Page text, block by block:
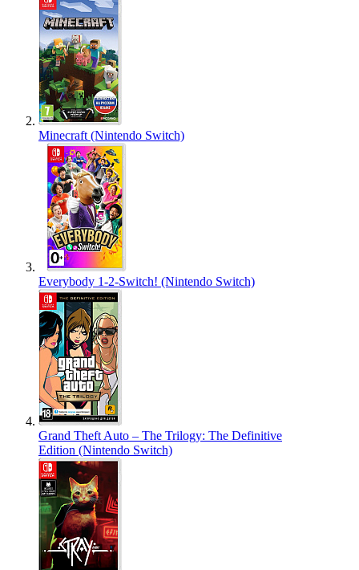
Minecraft (Nintendo Switch)
Everybody 1-2-Switch! (Nintendo Switch)
Grand Theft Auto – The Trilogy: The Definitive
Edition (Nintendo Switch)